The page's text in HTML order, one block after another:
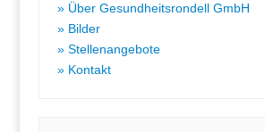
Über Gesundheitsrondell GmbH
Bilder
Stellenangebote
Kontakt